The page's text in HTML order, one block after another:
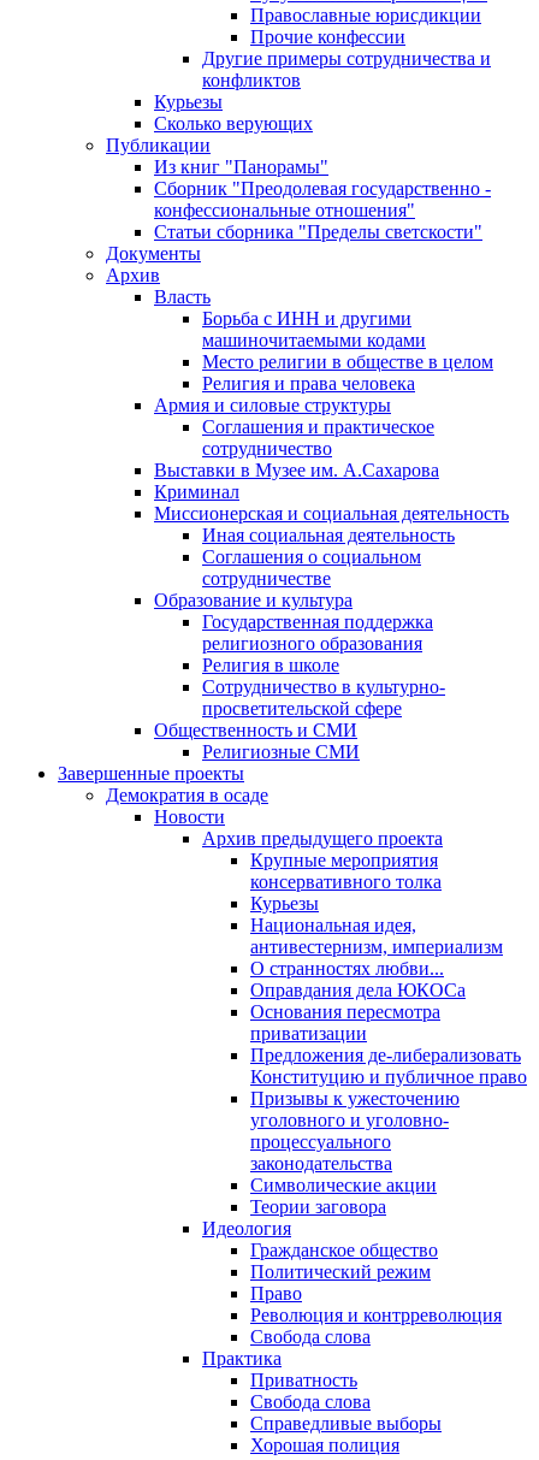
Православные юрисдикции
Прочие конфессии
Другие примеры сотрудничества и
конфликтов
Курьезы
Сколько верующих
Публикации
Из книг "Панорамы"
Сборник "Преодолевая государственно -
конфессиональные отношения"
Статьи сборника "Пределы светскости"
Документы
Архив
Власть
Борьба с ИНН и другими
машиночитаемыми кодами
Место религии в обществе в целом
Религия и права человека
Армия и силовые структуры
Соглашения и практическое
сотрудничество
Выставки в Музее им. А.Сахарова
Криминал
Миссионерская и социальная деятельность
Иная социальная деятельность
Соглашения о социальном
сотрудничестве
Образование и культура
Государственная поддержка
религиозного образования
Религия в школе
Сотрудничество в культурно-
просветительской сфере
Общественность и СМИ
Религиозные СМИ
Завершенные проекты
Демократия в осаде
Новости
Архив предыдущего проекта
Крупные мероприятия
консервативного толка
Курьезы
Национальная идея,
антивестернизм, империализм
О странностях любви...
Оправдания дела ЮКОСа
Основания пересмотра
приватизации
Предложения де-либерализовать
Конституцию и публичное право
Призывы к ужесточению
уголовного и уголовно-
процессуального
законодательства
Символические акции
Теории заговора
Идеология
Гражданское общество
Политический режим
Право
Революция и контрреволюция
Свобода слова
Практика
Приватность
Свобода слова
Справедливые выборы
Хорошая полиция